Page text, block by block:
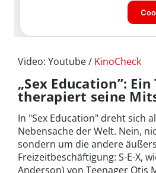
Video: Youtube / KinoCheck
„Sex Education”:
therapiert seine
In "Sex Education" dreht sich
Nebensache der Welt. Nein,
sondern um die andere
Freizeitbeschäftigung: S-E-X,
Anderson) von Teenager Otis